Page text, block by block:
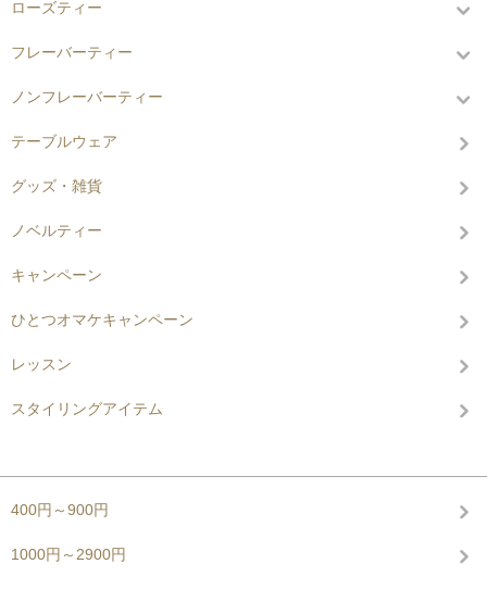
ローズティー
フレーバーティー
ノンフレーバーティー
テーブルウェア
グッズ・雑貨
ノベルティー
キャンペーン
ひとつオマケキャンペーン
レッスン
スタイリングアイテム
400円～900円
1000円～2900円